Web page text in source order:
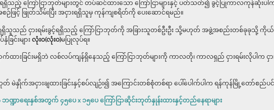
ရရှိသည့် ကြော်ငြာဘုတ်များတွင် တပ်ဆင်ထားသော ကြော်ငြာများနှင့် ပတ်သတ်၍ ခွင့်ပြုကာလကုန်ဆုံး
ြင့် ဖြုတ်သိမ်းပြီး အငှားရရှိသူမှ ကုန်ကျစရိတ်ကို ပေးဆောင်ရမည်။
ရှိသူသည် ငှားရမ်းခွင့်ရရှိသည့် ကြော်ငြာဘုတ်ကို အခြားသူတစ်ဦးဦး သို့မဟုတ် အဖွဲ့အစည်းတစ်ခုခုသို့ ကိုယ်စားလှ
နှံခြင်းများလုံးဝ(လုံးဝ)မပြုလုပ်ရ။
ားခြင်းမရှိဘဲ လစ်လပ်ကျန်ရှိနေသည့် ကြော်ငြာဘုတ်များကို ကာလတို၊ ကာလရှည် ငှားရမ်းလိုပါက ငှားရ
တ် မဲနှိုက်အငှားချထားခြင်းနှင့်စပ်လျဉ်း၍ အကြောင်းတစ်စုံတစ်ရာ ပေါ်ပေါက်ပါက ရန်ကုန်မြို့တ
ဘဏ္ဍာရေးနှစ်အတွက် ၄၅ပေ x ၁၅ပေ ကြော်ငြာဆိုင်းဘုတ်နှုန်းထားနှင့်တည်နေရာများ